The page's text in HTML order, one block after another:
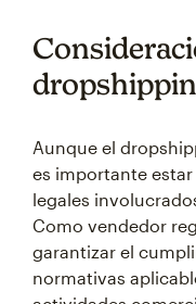
Aunque el
es importante
legales
Como vendedor
garantizar el
normativas